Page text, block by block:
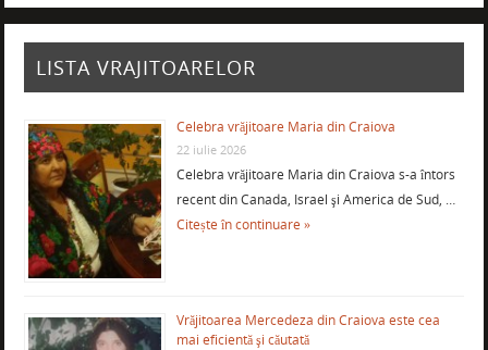
LISTA VRAJITOARELOR
Celebra vrăjitoare Maria din Craiova
22 iulie 2026
Celebra vrăjitoare Maria din Craiova s-a întors
recent din Canada, Israel şi America de Sud, …
Citește în continuare »
Vrăjitoarea Mercedeza din Craiova este cea
mai eficientă şi căutată